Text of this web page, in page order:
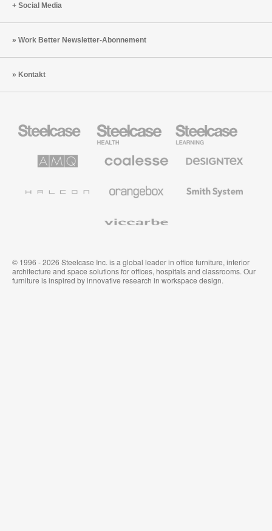
Social Media
Work Better Newsletter-Abonnement
Kontakt
Büromöbel
Health
Education
Möbel
Solutions
Büromöbel
Textilien
System
© 1996 - 2026 Steelcase Inc. is a global leader in office furniture, interior
architecture and space solutions for offices, hospitals and classrooms. Our
furniture is inspired by innovative research in workspace design.